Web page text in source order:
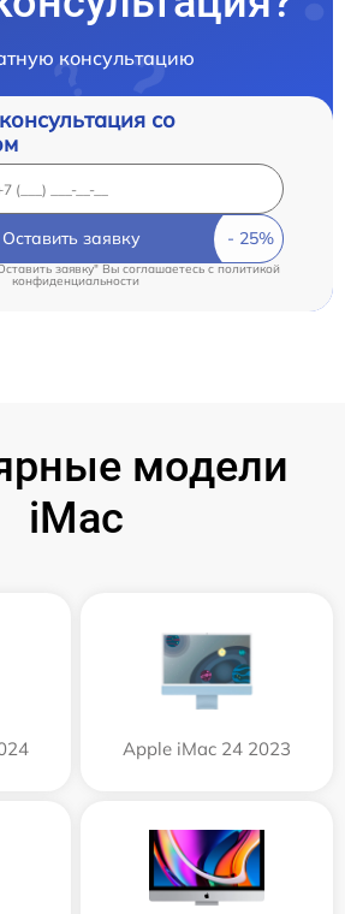
консультацию
со
Оставить заявку
заявку" Вы соглашаетесь c политикой
конфиденциальности
модели
iMac
Apple iMac 24 2023